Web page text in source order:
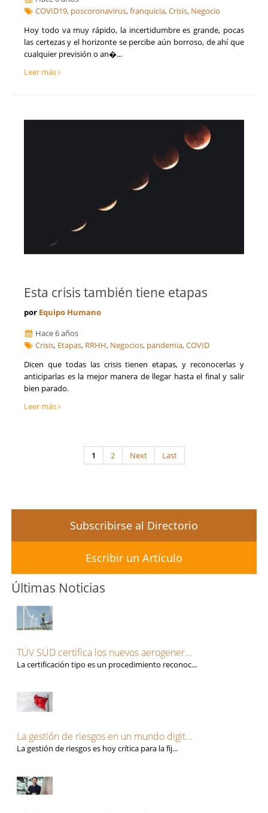
COVID19, poscoronavirus,franquicia,Crisis, Negocio
Hoy todo va muy rápido, la incertidumbre es grande, pocas
las certezas y el horizonte se percibe aún borroso, de ahí que
cualquier previsión o an�...
Leer más
Esta crisis también tiene etapas
por Equipo Humano
Hace 6 años
Crisis, Etapas, RRHH, Negocios, pandemia,COVID
Dicen que todas las crisis tienen etapas, y reconocerlas y
anticiparlas es la mejor manera de llegar hasta el final y salir
bien parado.
Leer más
1 2 Next Last
Subscribirse al Directorio
Escribir un Artículo
Últimas Noticias
TÜV SÜD certifica los nuevos aerogener...
La certificación tipo es un procedimiento reconoc...
La gestión de riesgos en un mundo digit...
La gestión de riesgos es hoy crítica para la fij...